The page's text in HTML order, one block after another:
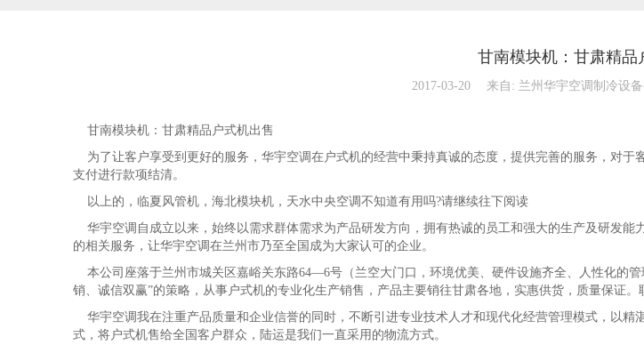
甘南模块机：甘肃精品
2017-03-20 来自: 兰州华宇空调制冷设
甘南模块机：甘肃精品户式机出售
为了让客户享受到更好的服务，华宇空调在户式机的经营中秉持真诚的态度，提供完善的服务，对
支付进行款项结清。
以上的，临夏风管机，海北模块机，天水中央空调不知道有用吗?请继续往下阅读
华宇空调自成立以来，始终以需求群体需求为产品研发方向，拥有热诚的员工和强大的生产及研发
的相关服务，让华宇空调在兰州市乃至全国成为大家认可的企业。
本公司座落于兰州市城关区嘉峪关东路64—6号（兰空大门口，环境优美、硬件设施齐全、人性化的
销、诚信双赢”的策略，从事户式机的专业化生产销售，产品主要销往甘肃各地，实惠供货，质量保证。
华宇空调我在注重产品质量和企业信誉的同时，不断引进专业技术人才和现代化经营管理模式，以
式，将户式机售给全国客户群众，陆运是我们一直采用的物流方式。